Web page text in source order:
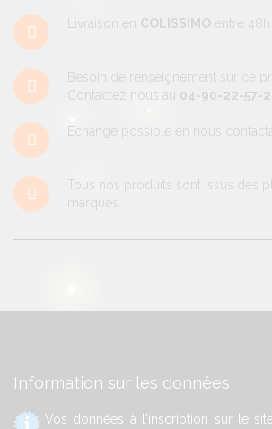
Livraison en COLISSIMO entre 48h
Besoin de renseignement sur ce
Contactez nous au 04-90-22-57-
Echange possible en nous
Tous nos produits sont issus des
marques.
Information sur les données
Vos données à l'inscription sur le